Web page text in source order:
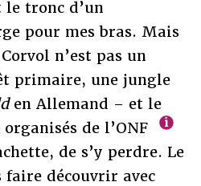
le tronc d’un
pour mes bras. Mais
n’est pas un
primaire, une jungle
en Allemand – et le
de l’ONF
de s’y perdre. Le
découvrir avec